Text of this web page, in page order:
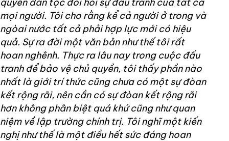
mọi người. Tôi cho rằng kể cả người ở trong và
ngòai nước tất cả phải hợp lực mới có hiệu
quả. Sự ra đời một văn bản như thế tôi rất
hoan nghênh. Thực ra lâu nay trong cuộc đấu
tranh để bảo vệ chủ quyền, tôi thấy phần nào
nhất là giới trí thức cũng chưa có một sự đòan
kết rộng rãi, nên cần có sự đòan kết rộng rãi
hơn không phân biệt quá khứ cũng như quan
niệm về lập trường chính trị. Tôi nghĩ một kiến
nghị như thế là một điều hết sức đáng hoan